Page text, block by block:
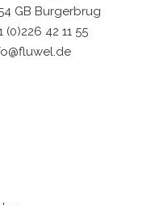
GB Burgerbrug
(0)226 42 11 55